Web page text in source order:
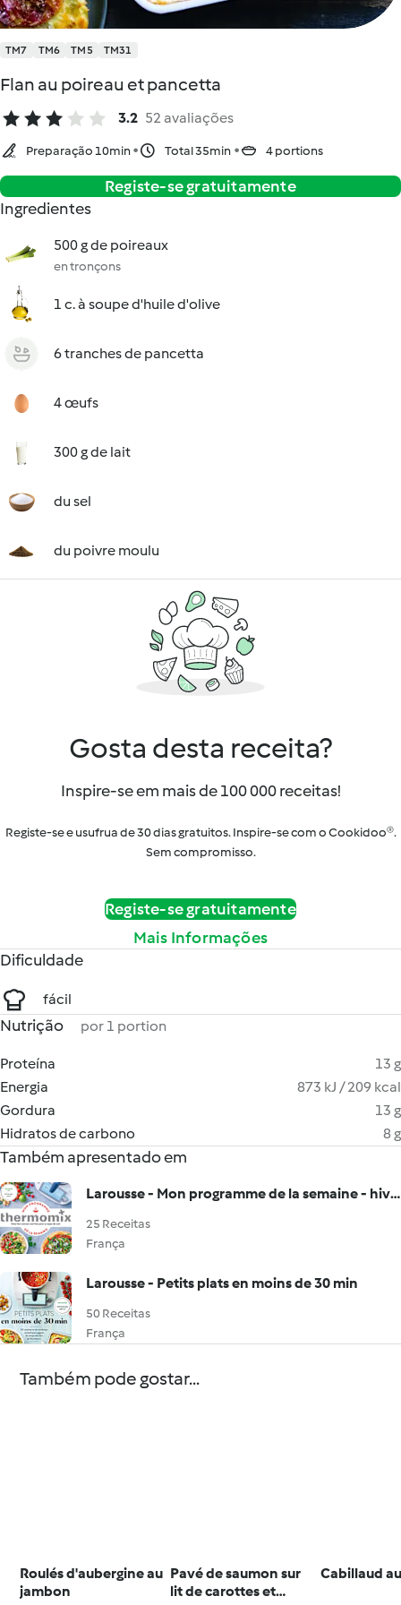
TM7 TM6 TM5 TM31
Flan au poireau et pancetta
3.2 52 avaliações
Preparação 10min Total 35min 4 portions
Registe-se gratuitamente
Ingredientes
500 g de poireaux
en tronçons
1 c. à soupe d'huile d'olive
6 tranches de pancetta
4 œufs
300 g de lait
du sel
du poivre moulu
Gosta desta receita?
Inspire-se em mais de 100 000 receitas!
Registe-se e usufrua de 30 dias gratuitos. Inspire-se com o Cookidoo®.
Sem compromisso.
Registe-se gratuitamente
Mais Informações
Dificuldade
fácil
Nutrição por 1 portion
Proteína
13 g
Energia
873 kJ / 209 kcal
Gordura
13 g
Hidratos de carbono
8 g
Também apresentado em
Larousse - Mon programme de la semaine - hiver
25 Receitas
França
Larousse - Petits plats en moins de 30 min
50 Receitas
França
Também pode gostar...
Roulés d'aubergine au
jambon
Pavé de saumon sur
lit de carottes et
Cabillaud